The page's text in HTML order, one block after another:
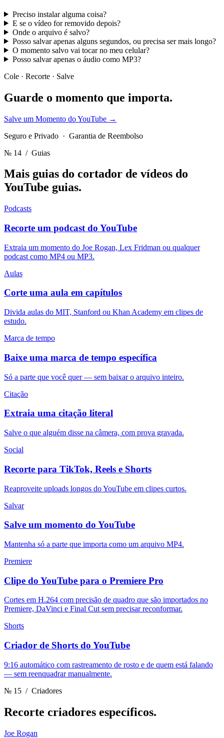
Preciso instalar alguma coisa?
E se o vídeo for removido depois?
Onde o arquivo é salvo?
Posso salvar apenas alguns segundos, ou precisa ser mais longo?
O momento salvo vai tocar no meu celular?
Posso salvar apenas o áudio como MP3?
Cole · Recorte · Salve
Guarde o momento que importa.
Salve um Momento do YouTube →
Seguro e Privado · Garantia de Reembolso
№ 14 / Guias
Mais guias do cortador de vídeos do
YouTube guias.
Podcasts
Recorte um podcast do YouTube
Extraia um momento do Joe Rogan, Lex Fridman ou qualquer
podcast como MP4 ou MP3.
Aulas
Corte uma aula em capítulos
Divida aulas do MIT, Stanford ou Khan Academy em clipes de
estudo.
Marca de tempo
Baixe uma marca de tempo específica
Só a parte que você quer — sem baixar o arquivo inteiro.
Citação
Extraia uma citação literal
Salve o que alguém disse na câmera, com prova gravada.
Social
Recorte para TikTok, Reels e Shorts
Reaproveite uploads longos do YouTube em clipes curtos.
Salvar
Salve um momento do YouTube
Mantenha só a parte que importa como um arquivo MP4.
Premiere
Clipe do YouTube para o Premiere Pro
Cortes em H.264 com precisão de quadro que são importados no
Premiere, DaVinci e Final Cut sem precisar reconformar.
Shorts
Criador de Shorts do YouTube
9:16 automático com rastreamento de rosto e de quem está falando
— sem reenquadrar manualmente.
№ 15 / Criadores
Recorte criadores específicos.
Joe Rogan